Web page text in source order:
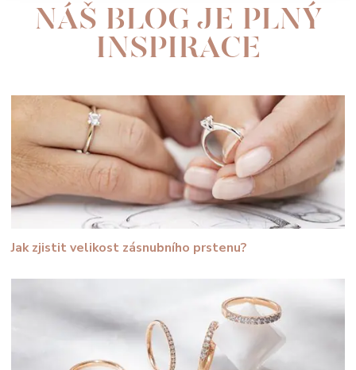
NÁŠ BLOG JE PLNÝ
INSPIRACE
Jak zjistit velikost zásnubního prstenu?